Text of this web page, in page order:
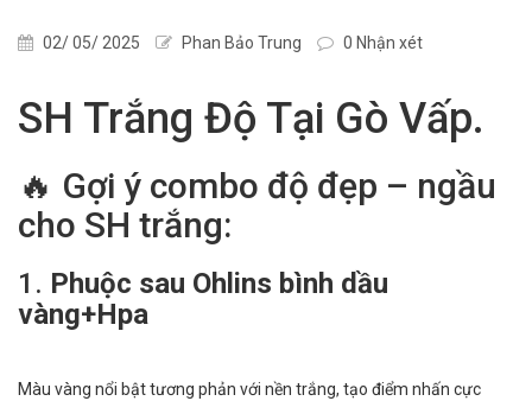
02/ 05/ 2025 Phan Bảo Trung 0 Nhận xét
SH Trắng Độ Tại Gò Vấp.
🔥 Gợi ý combo độ đẹp – ngầu
cho SH trắng:
1. Phuộc sau Ohlins bình dầu
vàng+Hpa
Màu vàng nổi bật tương phản với nền trắng, tạo điểm nhấn cực